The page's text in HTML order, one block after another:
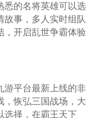
悉的名将英雄可以选
故事，多人实时组队
，开启乱世争霸体验
游平台最新上线的非
，恢弘三国战场，大
选择，在霸王天下